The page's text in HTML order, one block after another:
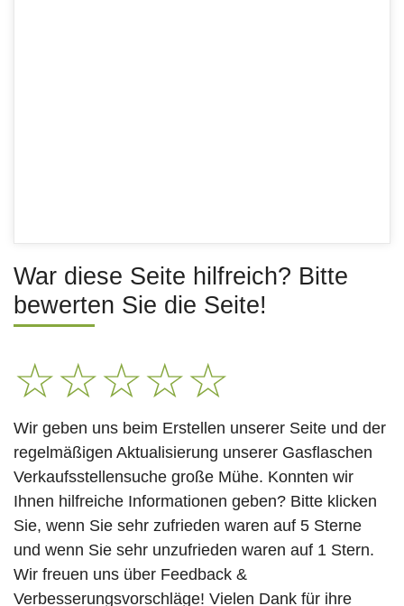
War diese Seite hilfreich? Bitte
bewerten Sie die Seite!
☆☆☆☆☆
Wir geben uns beim Erstellen unserer Seite und der
regelmäßigen Aktualisierung unserer Gasflaschen
Verkaufsstellensuche große Mühe. Konnten wir
Ihnen hilfreiche Informationen geben? Bitte klicken
Sie, wenn Sie sehr zufrieden waren auf 5 Sterne
und wenn Sie sehr unzufrieden waren auf 1 Stern.
Wir freuen uns über Feedback &
Verbesserungsvorschläge! Vielen Dank für ihre